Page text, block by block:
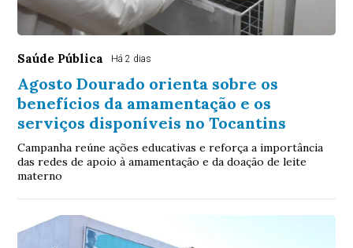
Saúde Pública Há 2 dias
Agosto Dourado orienta sobre os
benefícios da amamentação e os
serviços disponíveis no Tocantins
Campanha reúne ações educativas e reforça a importância
das redes de apoio à amamentação e da doação de leite
materno